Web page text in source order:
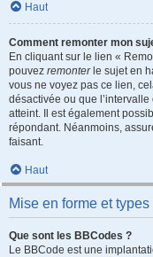
Haut
Comment remonter mon
En cliquant sur le lien «
pouvez remonterle sujet en
vous ne voyez pas ce lien,
désactivée ou que
atteint. Il est également
répondant. Néanmoins,
faisant.
Haut
Mise en forme et
Que sont les BBCodes ?
Le BBCode est une